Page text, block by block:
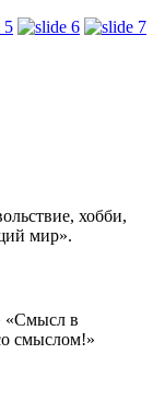
хобби,
мир».
«Смысл в
смыслом!»